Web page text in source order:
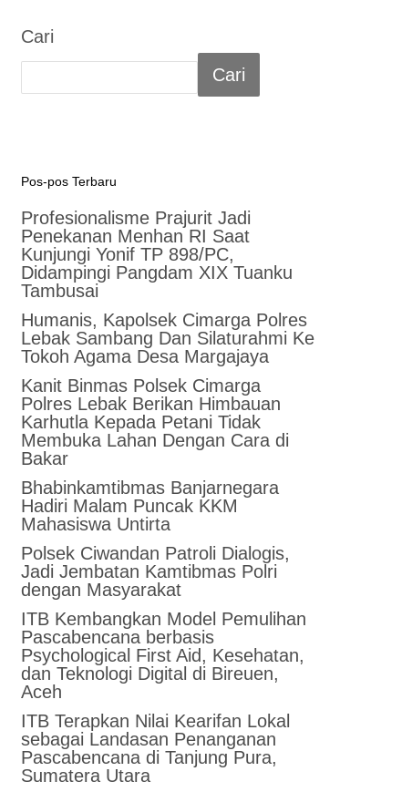
Cari
Cari
Pos-pos Terbaru
Profesionalisme Prajurit Jadi
Penekanan Menhan RI Saat
Kunjungi Yonif TP 898/PC,
Didampingi Pangdam XIX Tuanku
Tambusai
Humanis, Kapolsek Cimarga Polres
Lebak Sambang Dan Silaturahmi Ke
Tokoh Agama Desa Margajaya
Kanit Binmas Polsek Cimarga
Polres Lebak Berikan Himbauan
Karhutla Kepada Petani Tidak
Membuka Lahan Dengan Cara di
Bakar
Bhabinkamtibmas Banjarnegara
Hadiri Malam Puncak KKM
Mahasiswa Untirta
Polsek Ciwandan Patroli Dialogis,
Jadi Jembatan Kamtibmas Polri
dengan Masyarakat
ITB Kembangkan Model Pemulihan
Pascabencana berbasis
Psychological First Aid, Kesehatan,
dan Teknologi Digital di Bireuen,
Aceh
ITB Terapkan Nilai Kearifan Lokal
sebagai Landasan Penanganan
Pascabencana di Tanjung Pura,
Sumatera Utara